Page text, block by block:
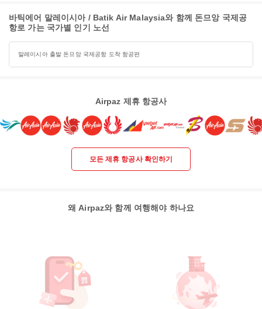
바틱에어 말레이시아 / Batik Air Malaysia와 함께 돈므앙 국제공
항로 가는 국가별 인기 노선
말레이시아 출발 돈므앙 국제공항 도착 항공편
Airpaz 제휴 항공사
모든 제휴 항공사 확인하기
왜 Airpaz와 함께 여행해야 하나요